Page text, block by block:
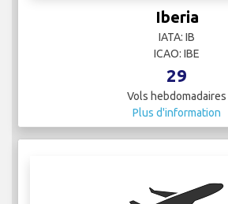
IATA:
ICAO: GMA
2
Vols hebdomadaires
Plus d'information
Iberia